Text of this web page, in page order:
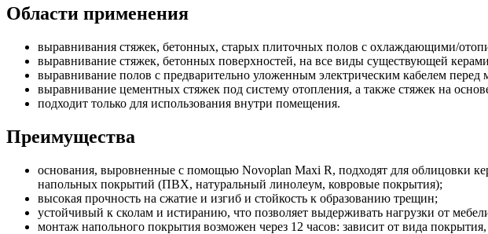
Области применения
выравнивания стяжек, бетонных, старых плиточных полов с охлаждающими/
выравнивание стяжек, бетонных поверхностей, на все виды существующей
выравнивание полов с предварительно уложенным электрическим кабелем
выравнивание цементных стяжек под систему отопления, а также стяжек на
подходит только для использования внутри помещения.
Преимущества
основания, выровненные с помощью Novoplan Maxi R, подходят для облицовки
напольных покрытий (ПВХ, натуральный линолеум, ковровые покрытия);
высокая прочность на сжатие и изгиб и стойкость к образованию трещин;
устойчивый к сколам и истиранию, что позволяет выдерживать нагрузки от
монтаж напольного покрытия возможен через 12 часов: зависит от вида